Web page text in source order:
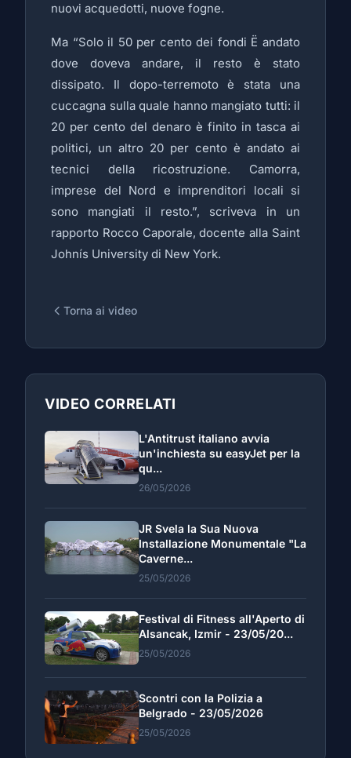
nuovi acquedotti, nuove fogne.
Ma “Solo il 50 per cento dei fondi Ë andato
dove doveva andare, il resto è stato
dissipato. Il dopo-terremoto è stata una
cuccagna sulla quale hanno mangiato tutti: il
20 per cento del denaro è finito in tasca ai
politici, un altro 20 per cento è andato ai
tecnici della ricostruzione. Camorra,
imprese del Nord e imprenditori locali si
sono mangiati il resto.”, scriveva in un
rapporto Rocco Caporale, docente alla Saint
Johnís University di New York.
Torna ai video
VIDEO CORRELATI
L'Antitrust italiano avvia
un'inchiesta su easyJet per la
qu...
26/05/2026
JR Svela la Sua Nuova
Installazione Monumentale "La
Caverne...
25/05/2026
Festival di Fitness all'Aperto di
Alsancak, Izmir - 23/05/20...
25/05/2026
Scontri con la Polizia a
Belgrado - 23/05/2026
25/05/2026